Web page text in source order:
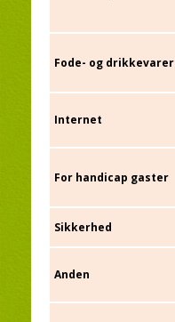
Fode- og drikkevarer
Internet
For handicap gaster
Sikkerhed
Anden